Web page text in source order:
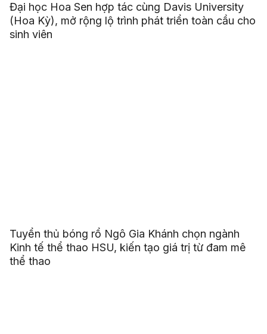
Đại học Hoa Sen hợp tác cùng Davis University
(Hoa Kỳ), mở rộng lộ trình phát triển toàn cầu cho
sinh viên
Tuyển thủ bóng rổ Ngô Gia Khánh chọn ngành
Kinh tế thể thao HSU, kiến tạo giá trị từ đam mê
thể thao